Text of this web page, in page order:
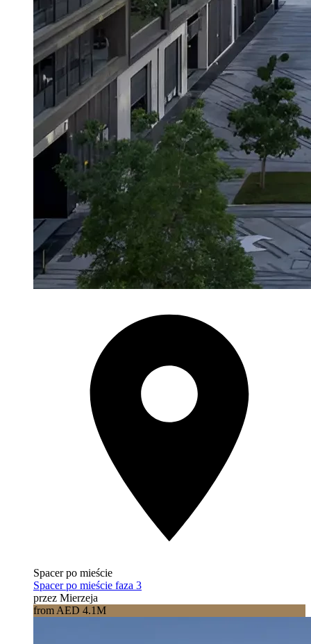
Spacer po mieście
Spacer po mieście faza 3
przez Mierzeja
from AED 4.1M